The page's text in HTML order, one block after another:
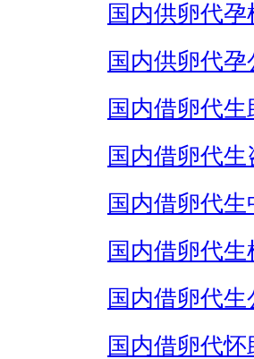
国内供卵代孕
国内供卵代孕
国内借卵代生
国内借卵代生
国内借卵代生
国内借卵代生
国内借卵代生
国内借卵代怀